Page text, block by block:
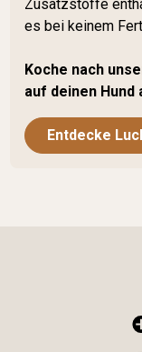
Zusatzstoffe
es bei keinem
Koche nach
auf deinen Hund
Entdecke